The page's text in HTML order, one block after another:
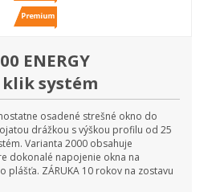
ENERGY
systém
osadené strešné okno do
drážkou s výškou profilu od 25
Varianta 2000 obsahuje
dokonalé napojenie okna na
plášťa. ZÁRUKA 10 rokov na zostavu